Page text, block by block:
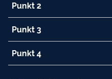
Punkt 2
Punkt 3
Punkt 4